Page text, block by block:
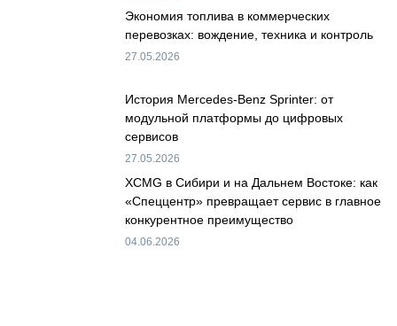
Экономия топлива в коммерческих
перевозках: вождение, техника и контроль
27.05.2026
История Mercedes-Benz Sprinter: от
модульной платформы до цифровых
сервисов
27.05.2026
XCMG в Сибири и на Дальнем Востоке: как
«Спеццентр» превращает сервис в главное
конкурентное преимущество
04.06.2026